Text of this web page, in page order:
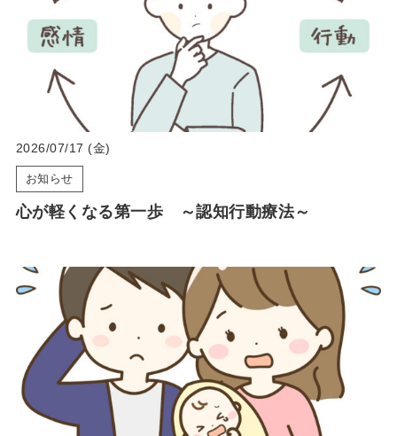
2026/07/17 (金)
お知らせ
心が軽くなる第一歩 ～認知行動療法～